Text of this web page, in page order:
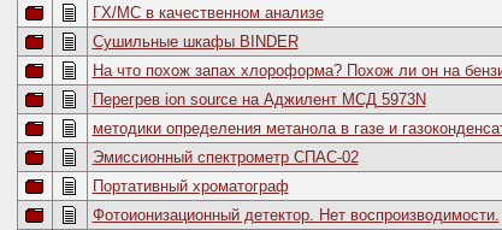
ГХ/МС в качественном анализе
Сушильные шкафы BINDER
На что похож запах хлороформа? Похож ли он на
Перегрев ion source на Аджилент МСД 5973N
методики определения метанола в газе и
Эмиссионный спектрометр СПАС-02
Портативный хроматограф
Фотоионизационный детектор. Нет воспроизводимости.